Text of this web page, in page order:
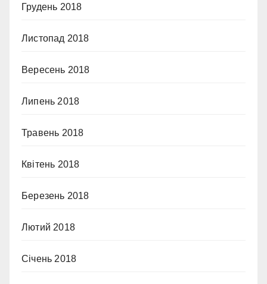
Грудень 2018
Листопад 2018
Вересень 2018
Липень 2018
Травень 2018
Квітень 2018
Березень 2018
Лютий 2018
Січень 2018